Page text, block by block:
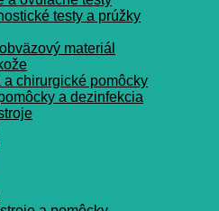
testy a prúžky
materiál
a chirurgické pomôcky
a dezinfekcia